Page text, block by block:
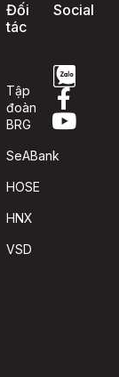
Đối
tác
Tập
đoàn
BRG
SeABank
HOSE
HNX
VSD
Social